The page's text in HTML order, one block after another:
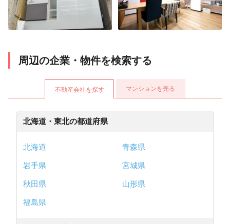
周辺の企業・物件を検索する
不動産会社を探す マンションを売る
北海道・東北の都道府県
北海道
青森県
岩手県
宮城県
秋田県
山形県
福島県